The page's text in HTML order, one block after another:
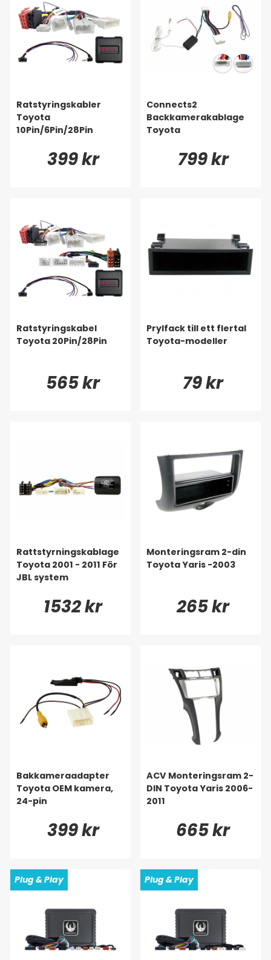
Ratstyringskabler
Toyota
10Pin/6Pin/28Pin
399 kr
Connects2
Backkamerakablage
Toyota
799 kr
Ratstyringskabel
Toyota 20Pin/28Pin
565 kr
Prylfack till ett flertal
Toyota-modeller
79 kr
Rattstyrningskablage
Toyota 2001 - 2011 För
JBL system
1532 kr
Monteringsram 2-din
Toyota Yaris -2003
265 kr
Bakkameraadapter
Toyota OEM kamera,
24-pin
399 kr
ACV Monteringsram 2-
DIN Toyota Yaris 2006-
2011
665 kr
Plug & Play Plug & Play